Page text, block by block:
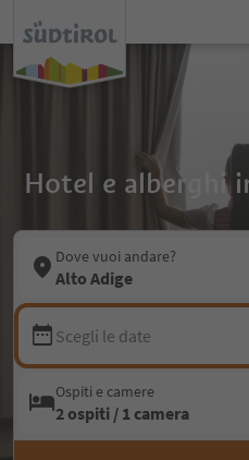
Hotel e alberghi
Dove vuoi andare?
Alto Adige
Scegli le date
Ospiti e camere
2 ospiti / 1 camera